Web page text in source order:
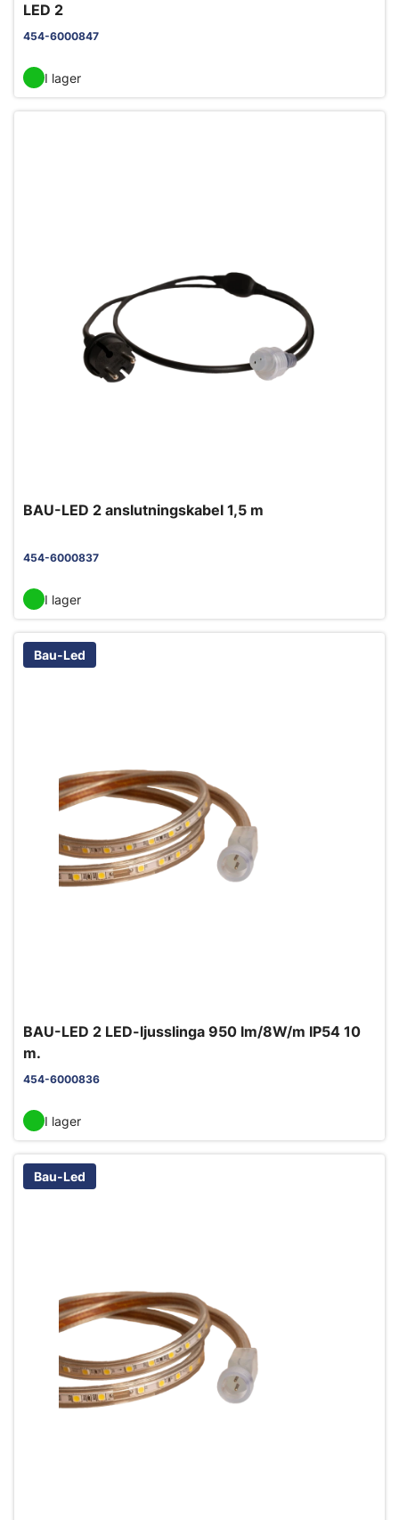
LED 2
454-6000847
I lager
BAU-LED 2 anslutningskabel 1,5 m
454-6000837
I lager
Bau-Led
BAU-LED 2 LED-ljusslinga 950 lm/8W/m IP54 10
m.
454-6000836
I lager
Bau-Led